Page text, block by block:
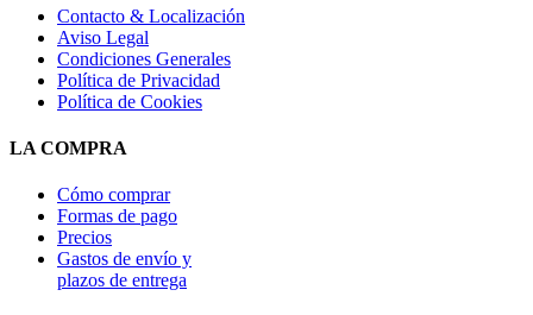
Contacto & Localización
Aviso Legal
Condiciones Generales
Política de Privacidad
Política de Cookies
LA COMPRA
Cómo comprar
Formas de pago
Precios
Gastos de envío y
plazos de entrega